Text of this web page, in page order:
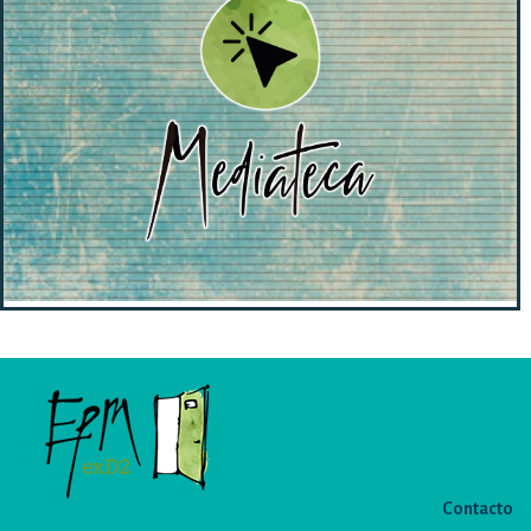
Contacto